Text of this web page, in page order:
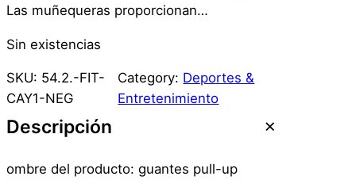
Las muñequeras proporcionan…
Sin existencias
SKU: 54.2.-FIT-
CAY1-NEG
Category: Deportes &
Entretenimiento
Descripción
ombre del producto: guantes pull-up